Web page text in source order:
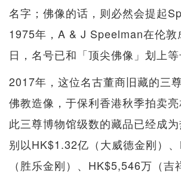
名字；佛像的话，则必然会提起
1975年，A & J Speelman在伦敦
日，名号已和「顶尖佛像」划上等
2017年，这位名古董商旧藏的三
佛教造像，于保利香港秋季拍卖亮
此三尊博物馆级数的藏品已经成
别以HK$1.32亿（大威德金刚）
（胜乐金刚）、HK$5,546万（吉